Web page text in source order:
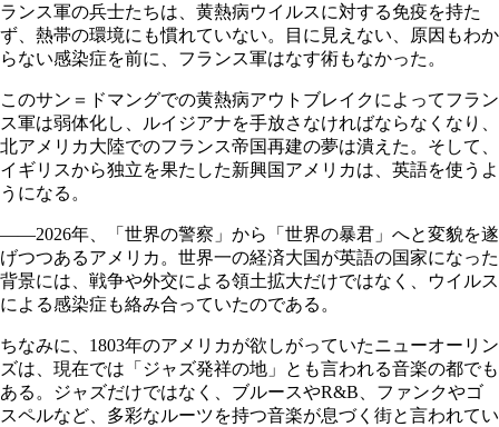
ランス軍の兵士たちは、黄熱病ウイルスに対する免疫を持た
ず、熱帯の環境にも慣れていない。目に見えない、原因もわか
らない感染症を前に、フランス軍はなす術もなかった。
このサン＝ドマングでの黄熱病アウトブレイクによってフラン
ス軍は弱体化し、ルイジアナを手放さなければならなくなり、
北アメリカ大陸でのフランス帝国再建の夢は潰えた。そして、
イギリスから独立を果たした新興国アメリカは、英語を使うよ
うになる。
――2026年、「世界の警察」から「世界の暴君」へと変貌を遂
げつつあるアメリカ。世界一の経済大国が英語の国家になった
背景には、戦争や外交による領土拡大だけではなく、ウイルス
による感染症も絡み合っていたのである。
ちなみに、1803年のアメリカが欲しがっていたニューオーリン
ズは、現在では「ジャズ発祥の地」とも言われる音楽の都でも
ある。ジャズだけではなく、ブルースやR&B、ファンクやゴ
スペルなど、多彩なルーツを持つ音楽が息づく街と言われてい